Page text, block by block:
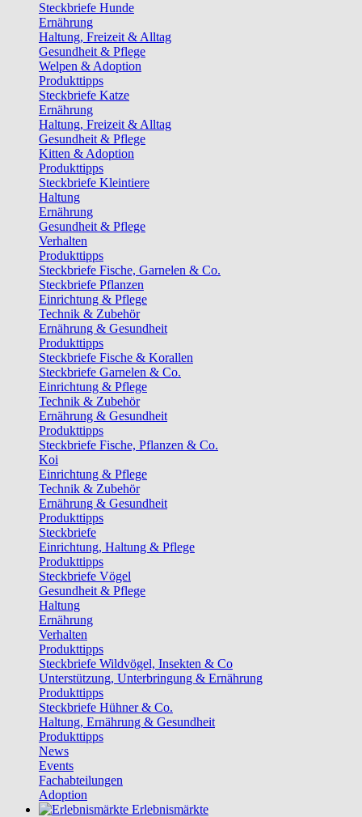
Steckbriefe Hunde
Ernährung
Haltung, Freizeit & Alltag
Gesundheit & Pflege
Welpen & Adoption
Produkttipps
Steckbriefe Katze
Ernährung
Haltung, Freizeit & Alltag
Gesundheit & Pflege
Kitten & Adoption
Produkttipps
Steckbriefe Kleintiere
Haltung
Ernährung
Gesundheit & Pflege
Verhalten
Produkttipps
Steckbriefe Fische, Garnelen & Co.
Steckbriefe Pflanzen
Einrichtung & Pflege
Technik & Zubehör
Ernährung & Gesundheit
Produkttipps
Steckbriefe Fische & Korallen
Steckbriefe Garnelen & Co.
Einrichtung & Pflege
Technik & Zubehör
Ernährung & Gesundheit
Produkttipps
Steckbriefe Fische, Pflanzen & Co.
Koi
Einrichtung & Pflege
Technik & Zubehör
Ernährung & Gesundheit
Produkttipps
Steckbriefe
Einrichtung, Haltung & Pflege
Produkttipps
Steckbriefe Vögel
Gesundheit & Pflege
Haltung
Ernährung
Verhalten
Produkttipps
Steckbriefe Wildvögel, Insekten & Co
Unterstützung, Unterbringung & Ernährung
Produkttipps
Steckbriefe Hühner & Co.
Haltung, Ernährung & Gesundheit
Produkttipps
News
Events
Fachabteilungen
Adoption
Erlebnismärkte